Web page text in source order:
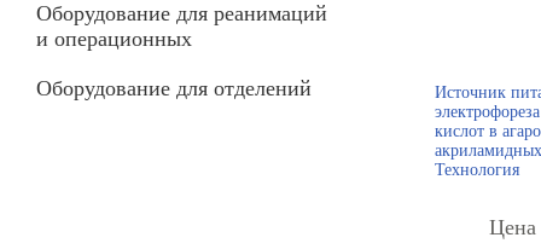
Оборудование для реанимаций
и операционных
Оборудование для отделений
Источник
кислот в
Технология
Цена